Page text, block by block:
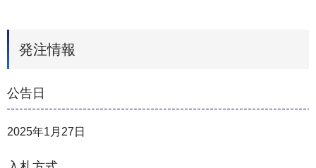
発注情報
公告日
2025年1月27日